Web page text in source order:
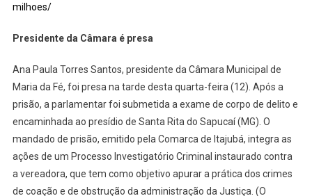
milhoes/
Presidente da Câmara é presa
Ana Paula Torres Santos, presidente da Câmara Municipal de
Maria da Fé, foi presa na tarde desta quarta-feira (12). Após a
prisão, a parlamentar foi submetida a exame de corpo de delito e
encaminhada ao presídio de Santa Rita do Sapucaí (MG). O
mandado de prisão, emitido pela Comarca de Itajubá, integra as
ações de um Processo Investigatório Criminal instaurado contra
a vereadora, que tem como objetivo apurar a prática dos crimes
de coação e de obstrução da administração da Justiça. (O